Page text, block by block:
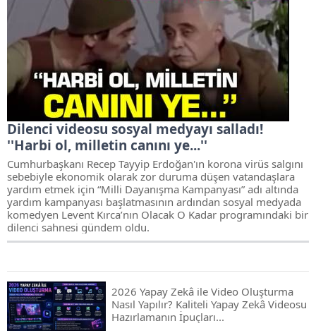
Dilenci videosu sosyal medyayı salladı!
''Harbi ol, milletin canını ye...''
Cumhurbaşkanı Recep Tayyip Erdoğan'ın korona virüs salgını
sebebiyle ekonomik olarak zor duruma düşen vatandaşlara
yardım etmek için “Milli Dayanışma Kampanyası” adı altında
yardım kampanyası başlatmasının ardından sosyal medyada
komedyen Levent Kırca’nın Olacak O Kadar programındaki bir
dilenci sahnesi gündem oldu.
2026 Yapay Zekâ ile Video Oluşturma
Nasıl Yapılır? Kaliteli Yapay Zekâ Videosu
Hazırlamanın İpuçları...